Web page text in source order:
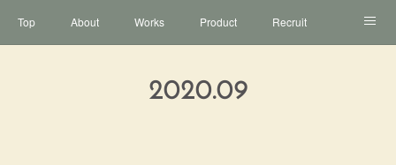
Top About Works Product Recruit
2020.09